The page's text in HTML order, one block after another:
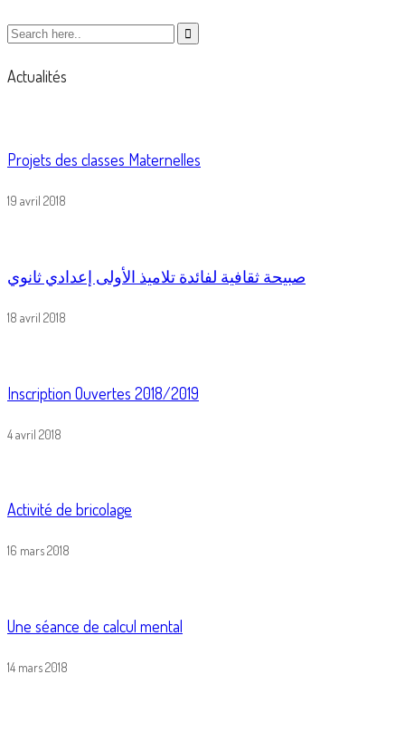
Actualités
Projets des classes Maternelles
19 avril 2018
صبيحة ثقافية لفائدة تلاميذ الأولى إعدادي ثانوي
18 avril 2018
Inscription Ouvertes 2018/2019
4 avril 2018
Activité de bricolage
16 mars 2018
Une séance de calcul mental
14 mars 2018